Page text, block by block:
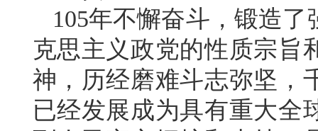
105年不懈奋斗，锻造
克思主义政党的性质宗旨
神，历经磨难斗志弥坚，
已经发展成为具有重大全